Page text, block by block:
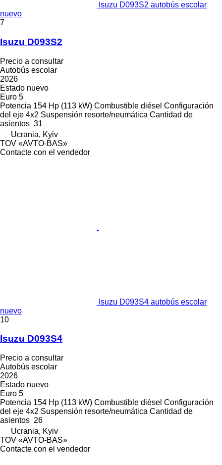
Isuzu D093S2 autobús escolar
nuevo
7
Isuzu D093S2
Precio a consultar
Autobús escolar
2026
Estado nuevo
Euro 5
Potencia 154 Hp (113 kW) Combustible diésel Configuración
del eje 4x2 Suspensión resorte/neumática Cantidad de
asientos 31
Ucrania, Kyiv
TOV «AVTO-BAS»
Contacte con el vendedor
Isuzu D093S4 autobús escolar
nuevo
10
Isuzu D093S4
Precio a consultar
Autobús escolar
2026
Estado nuevo
Euro 5
Potencia 154 Hp (113 kW) Combustible diésel Configuración
del eje 4x2 Suspensión resorte/neumática Cantidad de
asientos 26
Ucrania, Kyiv
TOV «AVTO-BAS»
Contacte con el vendedor